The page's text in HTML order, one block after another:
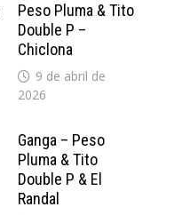
Peso Pluma & Tito
Double P –
Chiclona
9 de abril de
2026
Ganga – Peso
Pluma & Tito
Double P & El
Randal